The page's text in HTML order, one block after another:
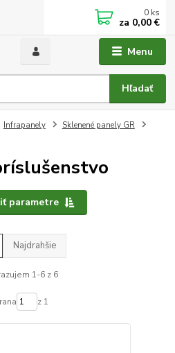
Menu
Hľadať
0 ks
za 0,00 €
Infrapanely
Sklenené panely GR
parametre
Najdrahšie
1-6 z 6
z 1